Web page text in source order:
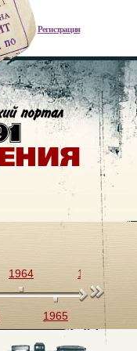
Регистрация
1964
1965
1966